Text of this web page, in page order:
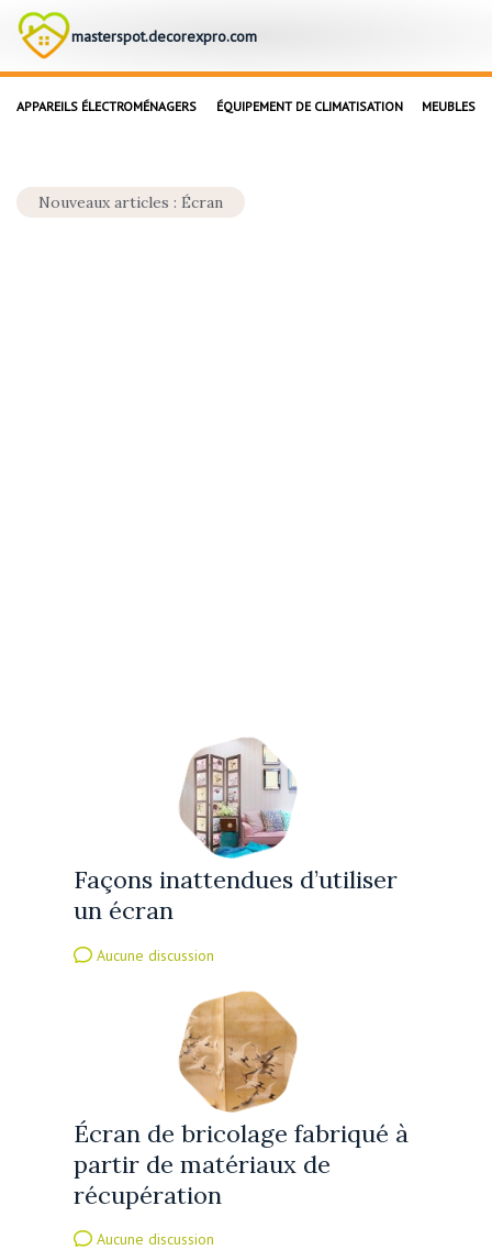
masterspot.decorexpro.com
APPAREILS ÉLECTROMÉNAGERS ÉQUIPEMENT DE CLIMATISATION MEUBLES
Nouveaux articles : Écran
Façons inattendues d’utiliser
un écran
Aucune discussion
Écran de bricolage fabriqué à
partir de matériaux de
récupération
Aucune discussion